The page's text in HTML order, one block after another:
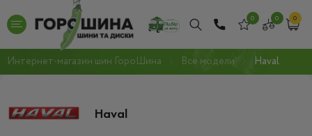
0 0 0
Интернет-магазин шин ГороШина Все модели Haval
Haval